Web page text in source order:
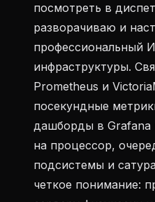
посмотреть в
разворачиваю и
профессиональный
инфраструктуры.
Prometheus и
посекундные
дашборды в Grafana
на процессор,
подсистемы и
четкое понимание: